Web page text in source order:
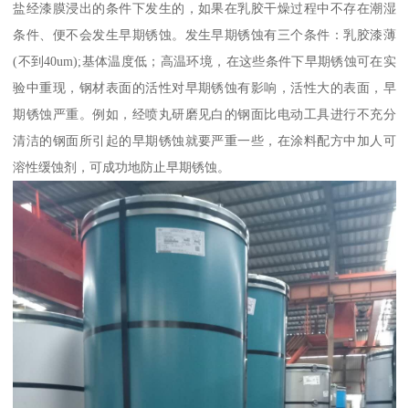
盐经漆膜浸出的条件下发生的，如果在乳胶干燥过程中不存在潮湿
条件、便不会发生早期锈蚀。发生早期锈蚀有三个条件：乳胶漆薄
(不到40um);基体温度低；高温环境，在这些条件下早期锈蚀可在实
验中重现，钢材表面的活性对早期锈蚀有影响，活性大的表面，早
期锈蚀严重。例如，经喷丸研磨见白的钢面比电动工具进行不充分
清洁的钢面所引起的早期锈蚀就要严重一些，在涂料配方中加人可
溶性缓蚀剂，可成功地防止早期锈蚀。